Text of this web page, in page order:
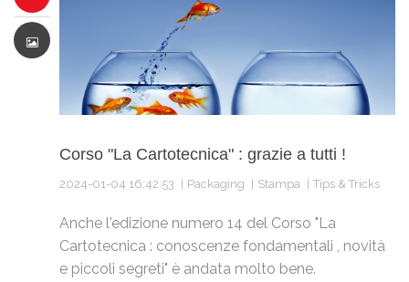
Corso "La Cartotecnica" : grazie a tutti !
2024-01-04 16:42:53 Packaging Stampa Tips & Tricks
Anche l'edizione numero 14 del Corso "La
Cartotecnica : conoscenze fondamentali , novità
e piccoli segreti" è andata molto bene.